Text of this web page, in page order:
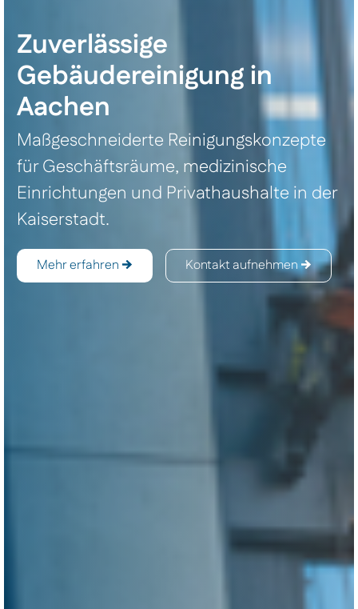
Zuverlässige
Gebäudereinigung in
Aachen
Maßgeschneiderte Reinigungskonzepte
für Geschäftsräume, medizinische
Einrichtungen und Privathaushalte in der
Kaiserstadt.
Mehr erfahren Kontakt aufnehmen